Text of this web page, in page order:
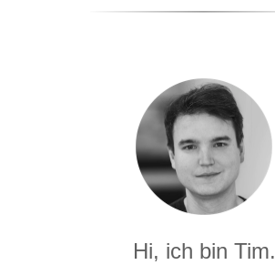
Hi, ich bin Tim.